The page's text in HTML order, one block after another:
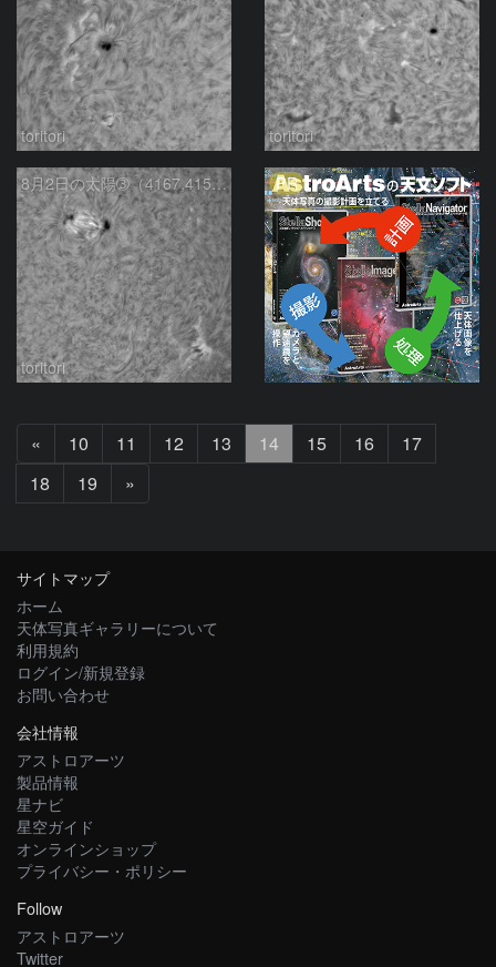
toritori toritori
8月2日の太陽➂（4167,4155）
toritori
PR
«
へ
10 11 12 13 14 15 16
17
18
19 »
へ
サイトマップ
ホーム
天体写真ギャラリーについて
利用規約
ログイン/新規登録
お問い合わせ
会社情報
アストロアーツ
製品情報
星ナビ
星空ガイド
オンラインショップ
プライバシー・ポリシー
Follow
アストロアーツ
Twitter